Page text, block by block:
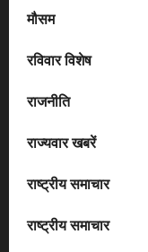
मौसम
रविवार विशेष
राजनीति
राज्यवार खबरें
राष्ट्रीय समाचार
राष्ट्रीय समाचार